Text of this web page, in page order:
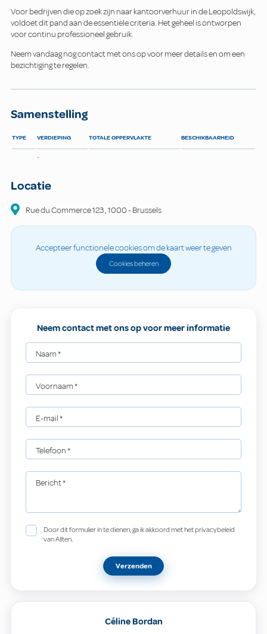
Voor bedrijven die op zoek zijn naar kantoorverhuur in de Leopoldswijk,
voldoet dit pand aan de essentiële criteria. Het geheel is ontworpen
voor continu professioneel gebruik.
Neem vandaag nog contact met ons op voor meer details en om een
bezichtiging te regelen.
Samenstelling
TYPE VERDIEPING TOTALE OPPERVLAKTE BESCHIKBAARHEID
-
Locatie
Rue du Commerce123,1000-Brussels
Accepteer functionele cookies om de kaart weer te geven
Cookies beheren
Neem contact met ons op voor meer informatie
Naam*
Voornaam*
E-mail*
Telefoon*
Bericht*
Door dit formulier in te dienen, ga ik akkoord met het privacybeleid
van Allten.
Verzenden
Céline Bordan